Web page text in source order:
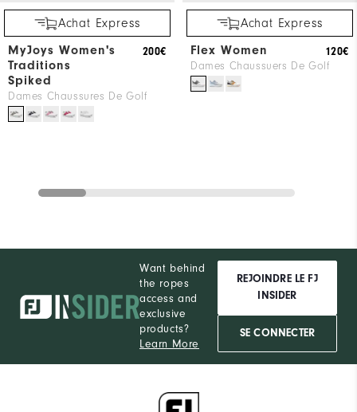
Achat Express
MyJoys Women's
Traditions
Spiked
Dames Chaussures De Golf
200€
Achat Express
Flex Women
Dames Chaussuers De Golf
120€
Want behind
the ropes
access and
exclusive
products?
Learn More
REJOINDRE LE FJ
INSIDER
SE CONNECTER